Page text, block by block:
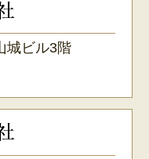
城ビル3階